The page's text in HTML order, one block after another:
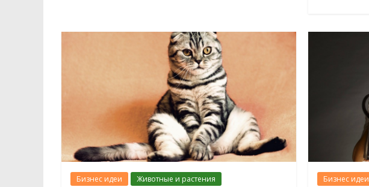
Бизнес идеи Животные и растения Бизнес идеи